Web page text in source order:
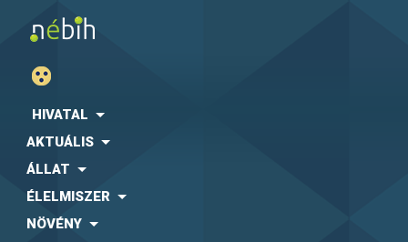
HIVATAL
AKTUÁLIS
ÁLLAT
ÉLELMISZER
NÖVÉNY